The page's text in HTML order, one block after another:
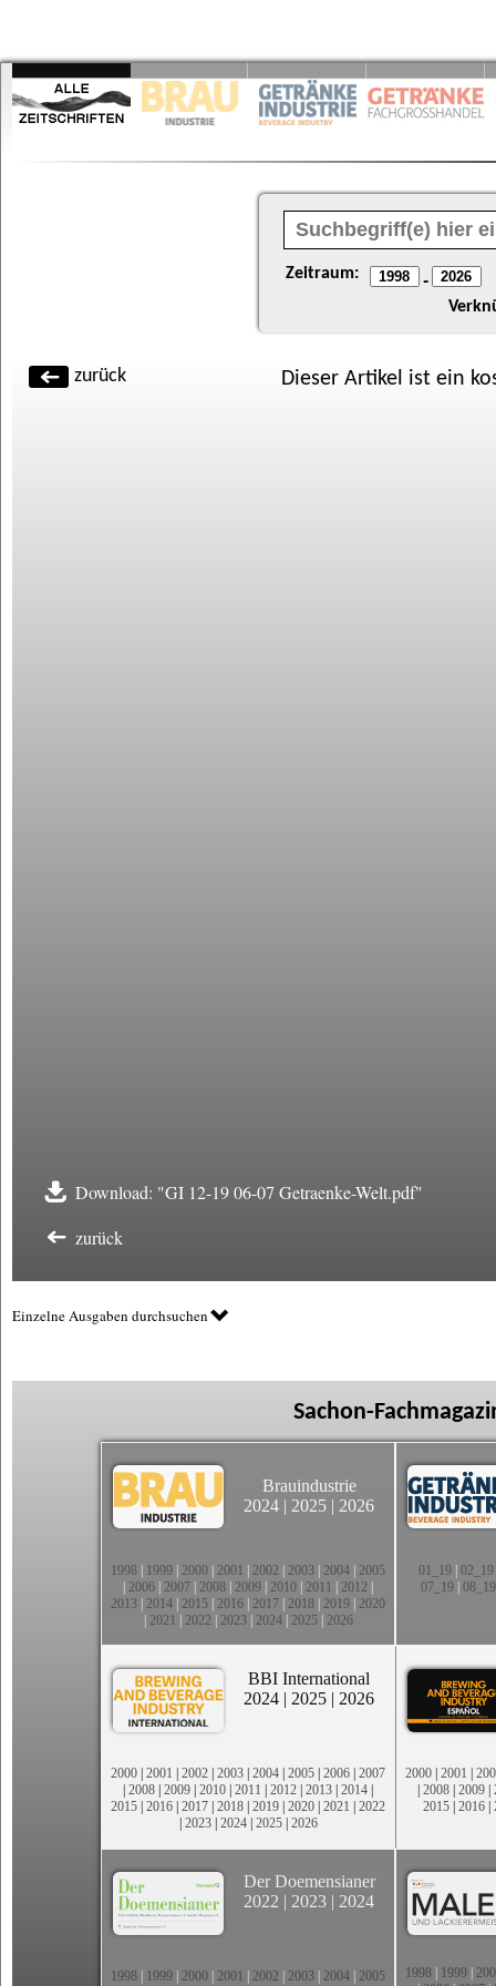
Zeitraum: -
zurück Dieser Artikel ist ein
Download: "GI 12-19 06-07 Getraenke-Welt.pdf"
zurück
Einzelne Ausgaben durchsuchen
Sachon-
Brauindustrie
2024 | 2025 | 2026
1998 1999 2000 2001 2002 2003 2004 2005
2006 2007 2008 2009 2010 2011 2012
2013 2014 2015 2016 2017 2018 2019 2020
2021 2022 2023| 2024| 2025| 2026
01_19| 02_19
07_19 08_19
BBI International
2024 | 2025 | 2026
2000 | 2001 | 2002 | 2003 | 2004 | 2005 | 2006 | 2007
| 2008 | 2009 | 2010 | 2011 | 2012 | 2013 | 2014 |
2015 | 2016 | 2017 | 2018 | 2019 | 2020 | 2021 | 2022
| 2023| 2024| 2025| 2026
2000 | 2001 |
| 2008 | 2009 |
2015 | 2016 |
Der Doemensianer
2022 | 2023 | 2024
1998 1999 2000 2001 2002 2003 2004 2005
1998 1999